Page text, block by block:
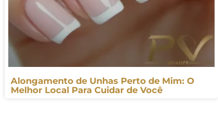
Alongamento de Unhas Perto de Mim: O
Melhor Local Para Cuidar de Você